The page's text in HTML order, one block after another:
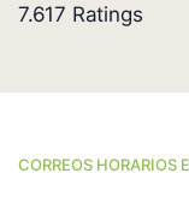
7.617 Ratings
CORREOS HORARIOS